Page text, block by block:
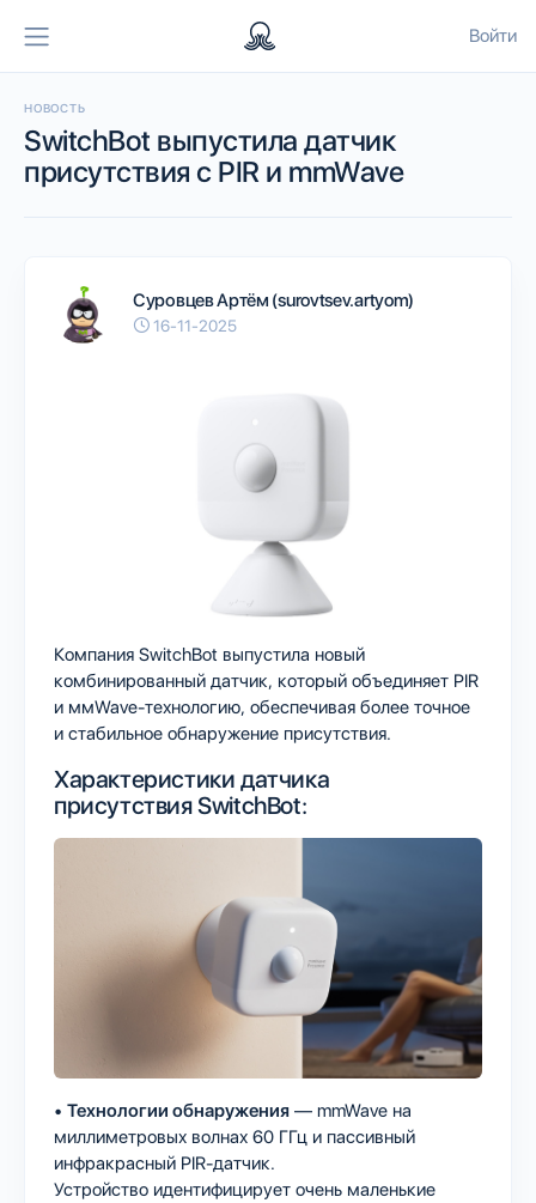
Войти
НОВОСТЬ
SwitchBot выпустила датчик
присутствия с PIR и mmWave
Суровцев Артём (surovtsev.artyom)
16-11-2025
Компания SwitchBot выпустила новый
комбинированный датчик, который объединяет PIR
и ммWave-технологию, обеспечивая более точное
и стабильное обнаружение присутствия.
Характеристики датчика
присутствия SwitchBot:
• Технологии обнаружения — mmWave на
миллиметровых волнах 60 ГГц и пассивный
инфракрасный PIR-датчик.
Устройство идентифицирует очень маленькие